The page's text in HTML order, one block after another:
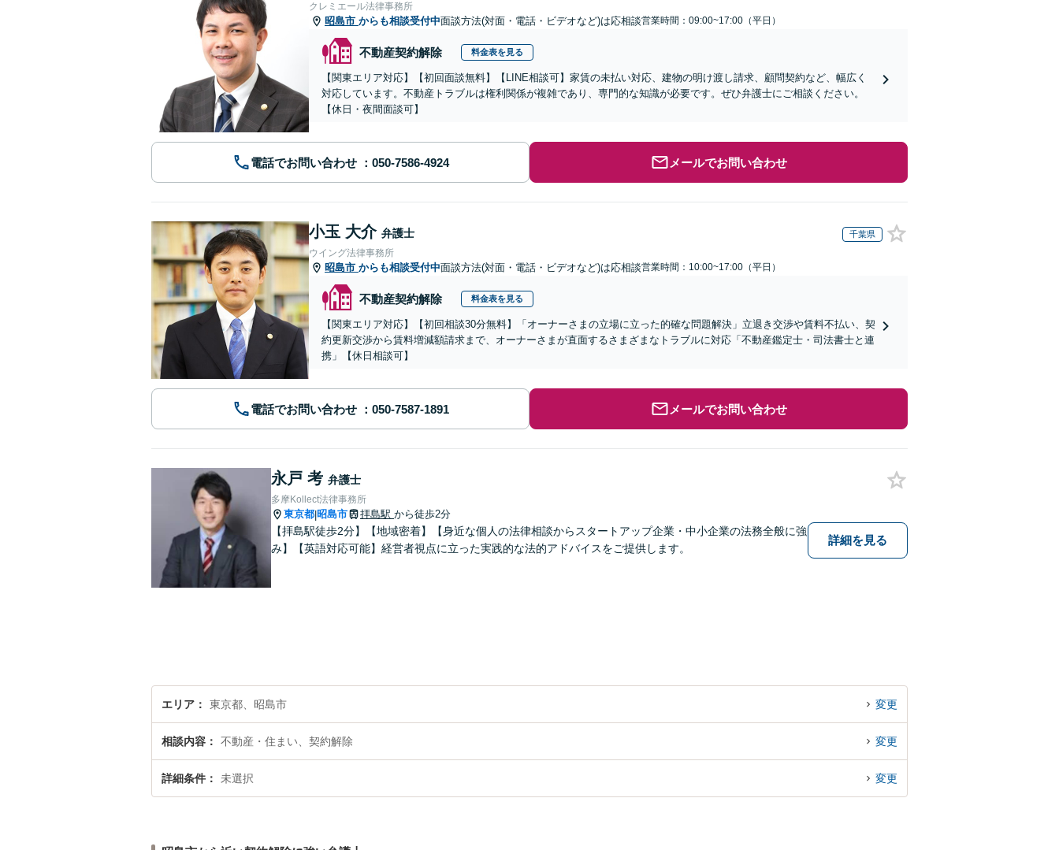
クレミエール法律事務所
昭島市 からも相談受付中面談方法(対面・電話・ビデオなど)は応相談営業時間：09:00~17:00（平日）
不動産契約解除 料金表を見る
【関東エリア対応】【初回面談無料】【LINE相談可】家賃の未払い対応、建物の明け渡し請求、顧問契約など、幅広く
対応しています。不動産トラブルは権利関係が複雑であり、専門的な知識が必要です。ぜひ弁護士にご相談ください。
【休日・夜間面談可】
電話でお問い合わせ メールでお問い合わせ
小玉 大介 弁護士 千葉県
ウイング法律事務所
昭島市 からも相談受付中面談方法(対面・電話・ビデオなど)は応相談営業時間：10:00~17:00（平日）
不動産契約解除 料金表を見る
【関東エリア対応】【初回相談30分無料】「オーナーさまの立場に立った的確な問題解決」立退き交渉や賃料不払い、契
約更新交渉から賃料増減額請求まで、オーナーさまが直面するさまざまなトラブルに対応「不動産鑑定士・司法書士と連
携」【休日相談可】
電話でお問い合わせ メールでお問い合わせ
永戸 考 弁護士
多摩Kollect法律事務所
東京都|昭島市 拝島駅 から徒歩2分
【拝島駅徒歩2分】【地域密着】【身近な個人の法律相談からスタートアップ企業・中小企業の法務全般に強
み】【英語対応可能】経営者視点に立った実践的な法的アドバイスをご提供します。
詳細を見る
エリア 東京都、昭島市 変更
相談内容 不動産・住まい、契約解除 変更
詳細条件 未選択 変更